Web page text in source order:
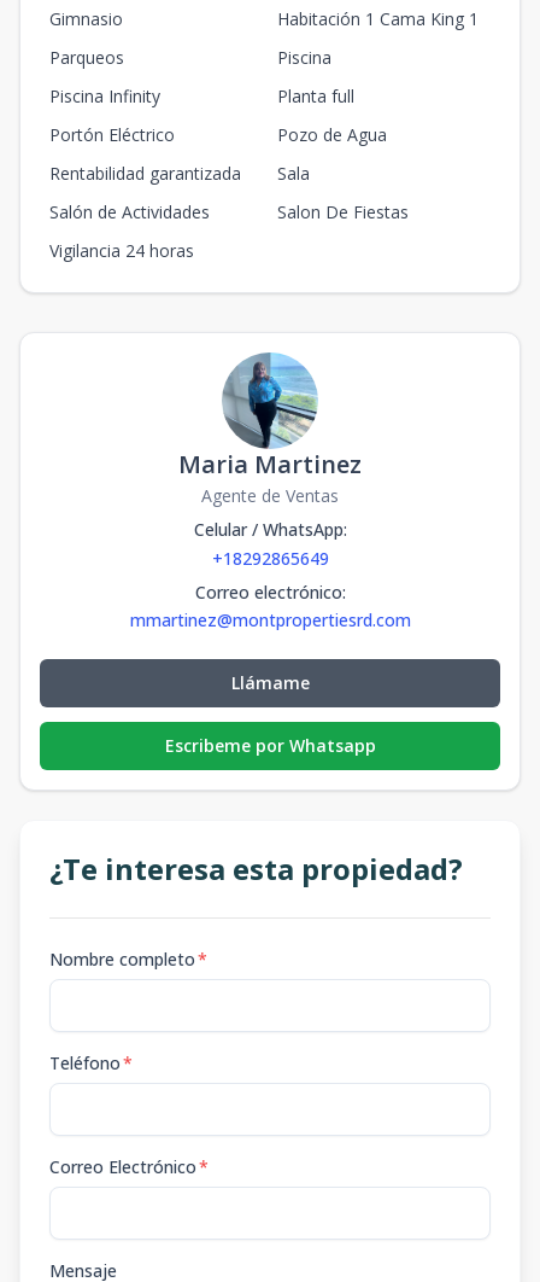
Gimnasio
Habitación 1 Cama King 1
Parqueos
Piscina
Piscina Infinity
Planta full
Portón Eléctrico
Pozo de Agua
Rentabilidad garantizada
Sala
Salón de Actividades
Salon De Fiestas
Vigilancia 24 horas
Maria Martinez
Agente de Ventas
Celular / WhatsApp:
+18292865649
Correo electrónico:
mmartinez@montpropertiesrd.com
Llámame
Escribeme por Whatsapp
¿Te interesa esta propiedad?
Nombre completo*
Teléfono*
Correo Electrónico*
Mensaje